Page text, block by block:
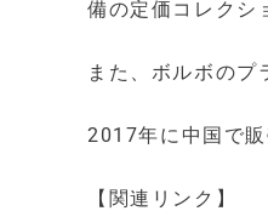
備の定価コレクシ
また、ボルボの
2017年に中国で
【関連リンク】